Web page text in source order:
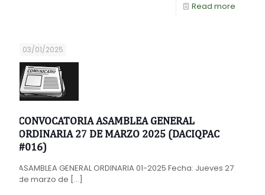
Read more
03/01/2025
CONVOCATORIA ASAMBLEA GENERAL
ORDINARIA 27 DE MARZO 2025 (DACIQPAC
#016)
ASAMBLEA GENERAL ORDINARIA 01-2025 Fecha: Jueves 27
de marzo de […]